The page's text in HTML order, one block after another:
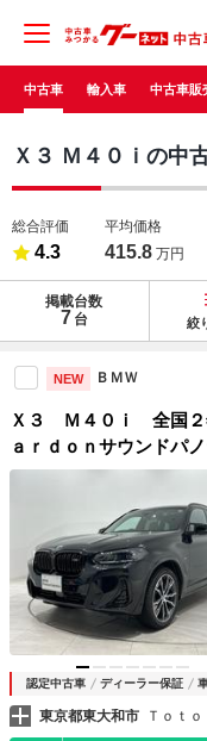
中古車 輸入車 中古車販
Ｘ３ Ｍ４０ｉの中
総合評価
4.3
平均価格
415.8 万円
掲載台数
7 台 絞
NEW ＢＭＷ
Ｘ３ Ｍ４０ｉ 全国２
ａｒｄｏｎサウンドパ
ターアダプティブＬＥ
＋ＴＶＨＵＤＭシート
認定中古車 ディーラー保証
東京都東大和市